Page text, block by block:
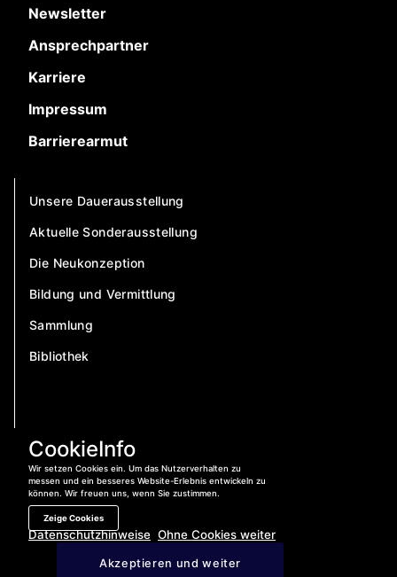
CookieInfo
Wir setzen Cookies ein. Um das Nutzerverhalten zu
messen und ein besseres Website-Erlebnis entwickeln zu
können. Wir freuen uns, wenn Sie zustimmen.
Zeige Cookies
Datenschutzhinweise Ohne Cookies weiter
Akzeptieren und weiter
Jetzt anrufen: 04421 – 400 840
Newsletter
Ansprechpartner
Karriere
Impressum
Barrierearmut
Unsere Dauerausstellung
Aktuelle Sonderausstellung
Die Neukonzeption
Bildung und Vermittlung
Sammlung
Bibliothek